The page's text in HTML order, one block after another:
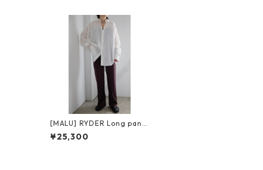
[MALU] RYDER Long pant
s
¥25,300